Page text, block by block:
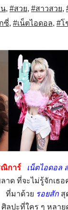
, #สวย, #สาวสวย,
ซี่, #เน็ตไอดอล, #โ
ณิการ์ เน็ตไอดอล
าด ที่จะไม่รู้จักเธ
ที่มาด้วย รอยสักสุ
ศิลปะที่ใคร ๆ หลา